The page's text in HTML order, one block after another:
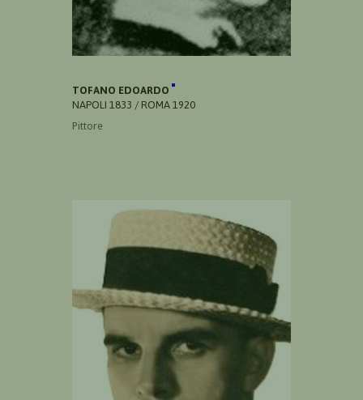
TOFANO EDOARDO
NAPOLI 1833 / ROMA 1920
Pittore